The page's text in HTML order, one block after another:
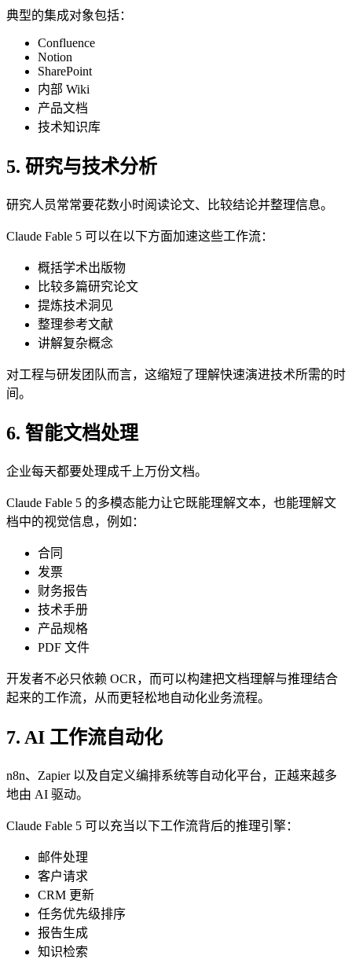
典型的集成对象包括：
Confluence
Notion
SharePoint
内部 Wiki
产品文档
技术知识库
5. 研究与技术分析
研究人员常常要花数小时阅读论文、比较结论并整理信息。
Claude Fable 5 可以在以下方面加速这些工作流：
概括学术出版物
比较多篇研究论文
提炼技术洞见
整理参考文献
讲解复杂概念
对工程与研发团队而言，这缩短了理解快速演进技术所需的时
间。
6. 智能文档处理
企业每天都要处理成千上万份文档。
Claude Fable 5 的多模态能力让它既能理解文本，也能理解文
档中的视觉信息，例如：
合同
发票
财务报告
技术手册
产品规格
PDF 文件
开发者不必只依赖 OCR，而可以构建把文档理解与推理结合
起来的工作流，从而更轻松地自动化业务流程。
7. AI 工作流自动化
n8n、Zapier 以及自定义编排系统等自动化平台，正越来越多
地由 AI 驱动。
Claude Fable 5 可以充当以下工作流背后的推理引擎：
邮件处理
客户请求
CRM 更新
任务优先级排序
报告生成
知识检索